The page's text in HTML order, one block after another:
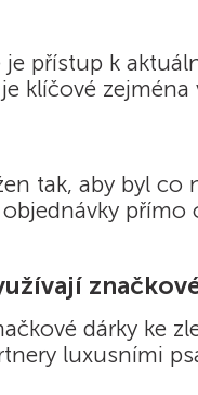
přístup k
klíčové
tak, aby byl
dárky ke
luxusními